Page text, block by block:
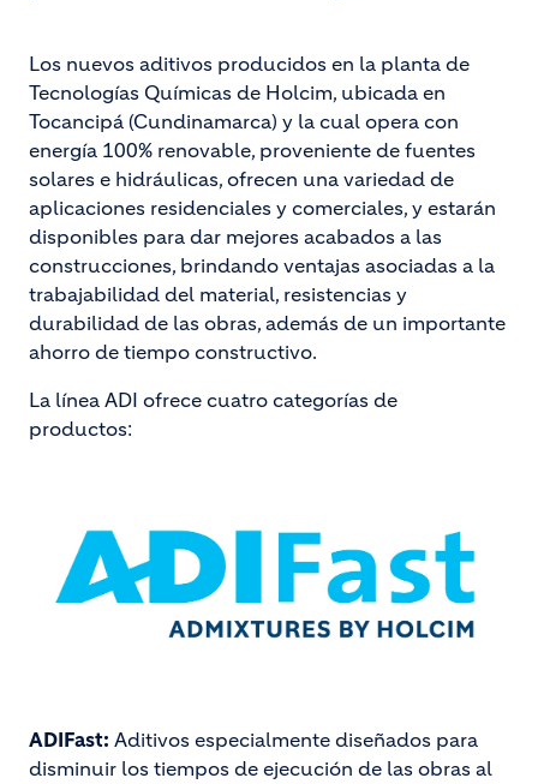
Los nuevos aditivos producidos en la planta de
Tecnologías Químicas de Holcim, ubicada en
Tocancipá (Cundinamarca) y la cual opera con
energía 100% renovable, proveniente de fuentes
solares e hidráulicas, ofrecen una variedad de
aplicaciones residenciales y comerciales, y estarán
disponibles para dar mejores acabados a las
construcciones, brindando ventajas asociadas a la
trabajabilidad del material, resistencias y
durabilidad de las obras, además de un importante
ahorro de tiempo constructivo.
La línea ADI ofrece cuatro categorías de
productos:
ADIFast: Aditivos especialmente diseñados para
disminuir los tiempos de ejecución de las obras al